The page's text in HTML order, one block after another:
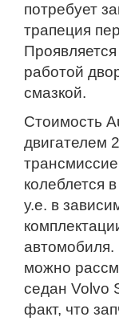
потребует
трапеция
работой
смазкой.
Стоимость
двигателем
колеблется
у.е. в
автомобиля.
можно
седан Volvo
факт, что